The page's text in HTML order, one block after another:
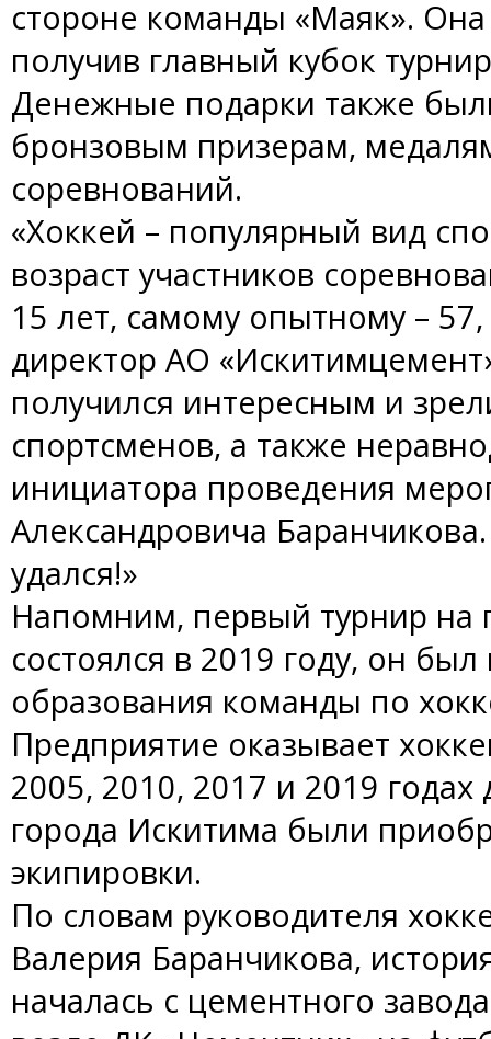
стороне команды «Маяк».
получив главный кубок
Денежные подарки также
бронзовым призерам,
соревнований.
«Хоккей – популярный вид
возраст участников
15 лет, самому опытному –
директор АО
получился интересным и
спортсменов, а также
инициатора проведения
Александровича
удался!»
Напомним, первый турнир на
состоялся в 2019 году, он
образования команды по
Предприятие оказывает
2005, 2010, 2017 и 2019 годах
города Искитима были
экипировки.
По словам руководителя
Валерия Баранчикова,
началась с цементного